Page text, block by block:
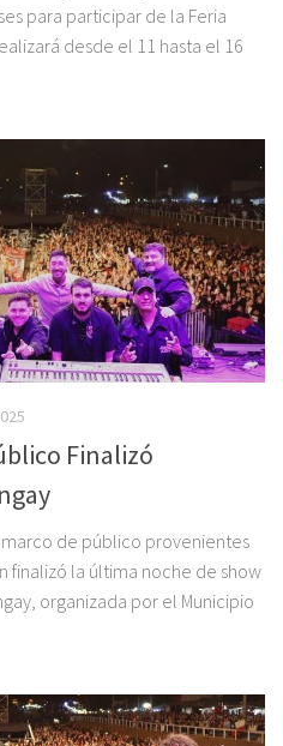
para participar de la Feria
desde el 11 hasta el 16
Finalizó
de público provenientes
finalizó la última noche de show
organizada por el Municipio